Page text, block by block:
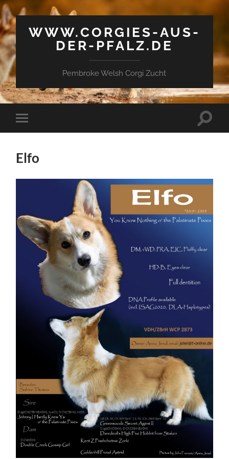
WWW.CORGIES-AUS-
DER-PFALZ.DE
Pembroke Welsh Corgi Zucht
Mobile-
Menü
Elfo